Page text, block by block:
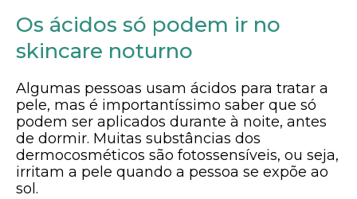
Os ácidos só podem ir no
skincare noturno
Algumas pessoas usam ácidos para tratar a
pele, mas é importantíssimo saber que só
podem ser aplicados durante à noite, antes
de dormir. Muitas substâncias dos
dermocosméticos são fotossensíveis, ou seja,
irritam a pele quando a pessoa se expõe ao
sol.